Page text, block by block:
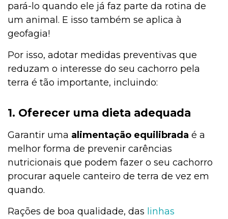
pará-lo quando ele já faz parte da rotina de
um animal. E isso também se aplica à
geofagia!
Por isso, adotar medidas preventivas que
reduzam o interesse do seu cachorro pela
terra é tão importante, incluindo:
1. Oferecer uma dieta adequada
Garantir uma alimentação equilibrada é a
melhor forma de prevenir carências
nutricionais que podem fazer o seu cachorro
procurar aquele canteiro de terra de vez em
quando.
Rações de boa qualidade, das linhas